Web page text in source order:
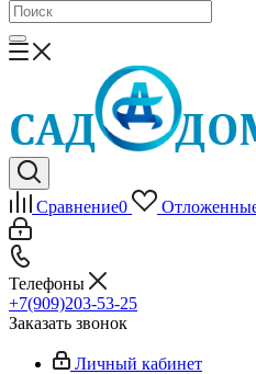
Сравнение0
Телефоны
+7(909)203-53-25
Заказать звонок
Личный кабинет